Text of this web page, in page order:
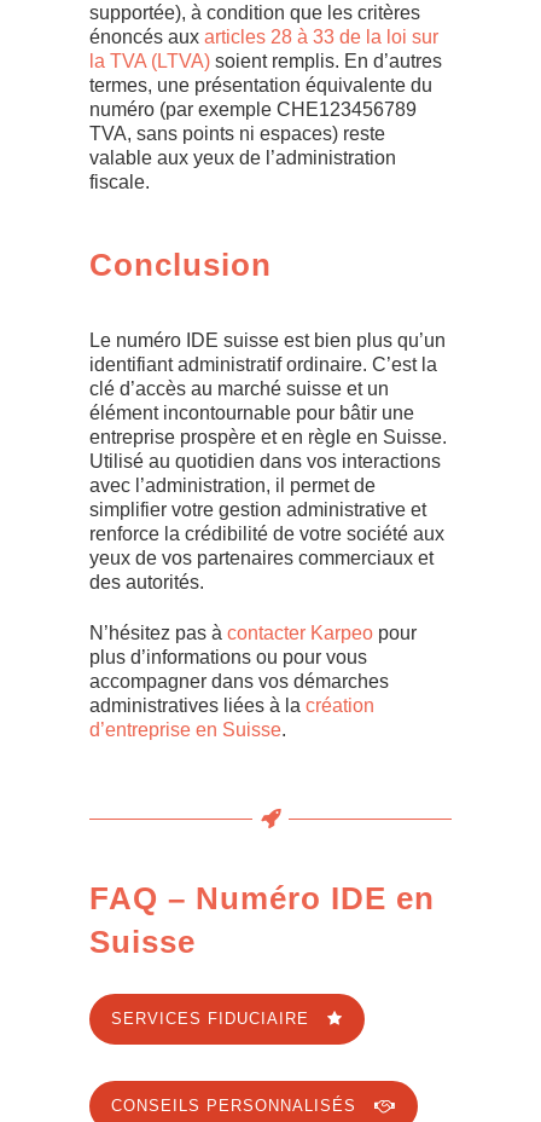
supportée), à condition que les critères
énoncés aux articles 28 à 33 de la loi sur
la TVA (LTVA) soient remplis. En d’autres
termes, une présentation équivalente du
numéro (par exemple CHE123456789
TVA, sans points ni espaces) reste
valable aux yeux de l’administration
fiscale.
Conclusion
Le numéro IDE suisse est bien plus qu’un
identifiant administratif ordinaire. C’est la
clé d’accès au marché suisse et un
élément incontournable pour bâtir une
entreprise prospère et en règle en Suisse.
Utilisé au quotidien dans vos interactions
avec l’administration, il permet de
simplifier votre gestion administrative et
renforce la crédibilité de votre société aux
yeux de vos partenaires commerciaux et
des autorités.
N’hésitez pas à contacter Karpeo pour
plus d’informations ou pour vous
accompagner dans vos démarches
administratives liées à la création
d’entreprise en Suisse.
FAQ – Numéro IDE en
Suisse
SERVICES FIDUCIAIRE
CONSEILS PERSONNALISÉS